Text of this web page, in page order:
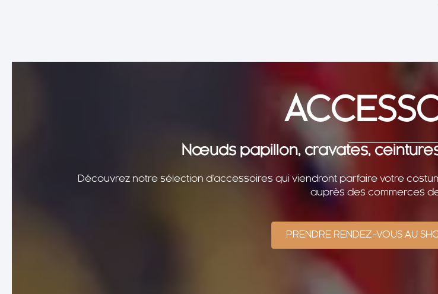
Nœuds papillon, cravates,
Découvrez notre sélection d'accessoires qui viendront parfaire votre
auprès des commerces
PRENDRE RENDEZ-VOUS AU